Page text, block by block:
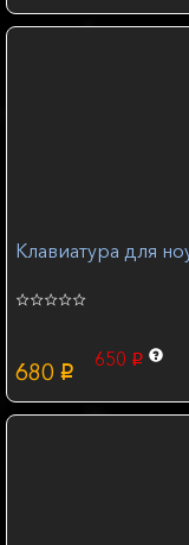
Клавиатура для
680 p
650 p